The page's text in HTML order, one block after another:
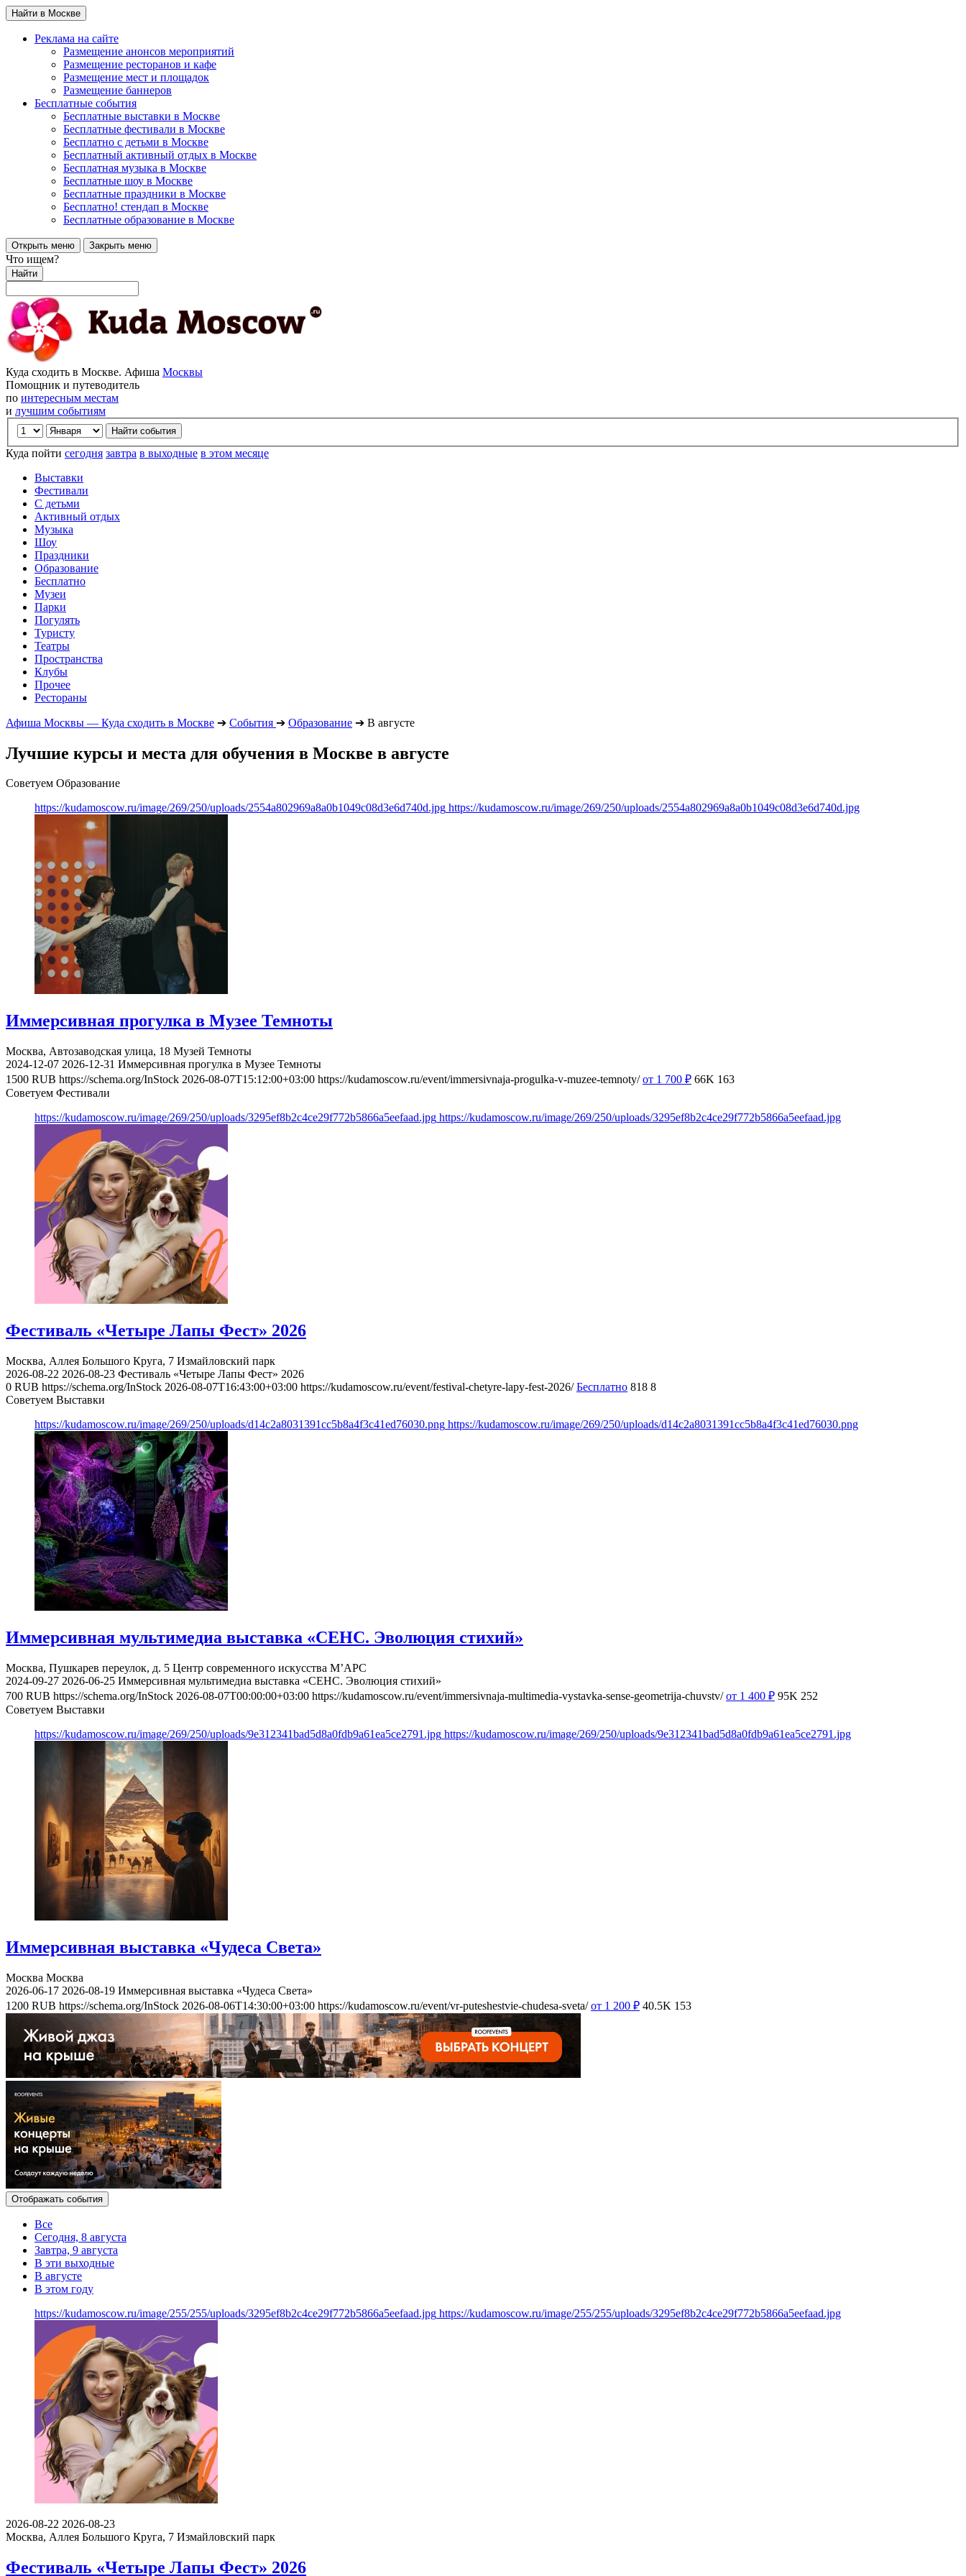
Найти в Москве
Реклама на сайте
Размещение анонсов мероприятий
Размещение ресторанов и кафе
Размещение мест и площадок
Размещение баннеров
Бесплатные события
Бесплатные выставки в Москве
Бесплатные фестивали в Москве
Бесплатно с детьми в Москве
Бесплатный активный отдых в Москве
Бесплатная музыка в Москве
Бесплатные шоу в Москве
Бесплатные праздники в Москве
Бесплатно! стендап в Москве
Бесплатные образование в Москве
Открыть меню Закрыть меню
Что ищем?
Найти
Куда сходить в Москве. Афиша Москвы
Помощник и путеводитель
по интересным местам
и лучшим событиям
Куда пойти сегодня завтра в выходные в этом месяце
Выставки
Фестивали
С детьми
Активный отдых
Музыка
Шоу
Праздники
Образование
Бесплатно
Музеи
Парки
Погулять
Туристу
Театры
Пространства
Клубы
Прочее
Рестораны
Афиша Москвы — Куда сходить в Москве ➔ События ➔ Образование ➔ В августе
Лучшие курсы и места для обучения в Москве в августе
Советуем Образование
https://kudamoscow.ru/image/269/250/uploads/2554a802969a8a0b1049c08d3e6d740d.jpg https://kudamoscow.ru/image/269/250/uploads/2554a802969a8a0b1049c08d3e6d740d.jpg
Иммерсивная прогулка в Музее Темноты
Москва, Автозаводская улица, 18 Музей Темноты
2024-12-07 2026-12-31 Иммерсивная прогулка в Музее Темноты
1500 RUB https://schema.org/InStock 2026-08-07T15:12:00+03:00 https://kudamoscow.ru/event/immersivnaja-progulka-v-muzee-temnoty/ от 1 700 ₽ 66K 163
Советуем Фестивали
https://kudamoscow.ru/image/269/250/uploads/3295ef8b2c4ce29f772b5866a5eefaad.jpg https://kudamoscow.ru/image/269/250/uploads/3295ef8b2c4ce29f772b5866a5eefaad.jpg
Фестиваль «Четыре Лапы Фест» 2026
Москва, Аллея Большого Круга, 7 Измайловский парк
2026-08-22 2026-08-23 Фестиваль «Четыре Лапы Фест» 2026
0 RUB https://schema.org/InStock 2026-08-07T16:43:00+03:00 https://kudamoscow.ru/event/festival-chetyre-lapy-fest-2026/ Бесплатно 818 8
Советуем Выставки
https://kudamoscow.ru/image/269/250/uploads/d14c2a8031391cc5b8a4f3c41ed76030.png https://kudamoscow.ru/image/269/250/uploads/d14c2a8031391cc5b8a4f3c41ed76030.png
Иммерсивная мультимедиа выставка «СЕНС. Эволюция стихий»
Москва, Пушкарев переулок, д. 5 Центр современного искусства М’АРС
2024-09-27 2026-06-25 Иммерсивная мультимедиа выставка «СЕНС. Эволюция стихий»
700 RUB https://schema.org/InStock 2026-08-07T00:00:00+03:00 https://kudamoscow.ru/event/immersivnaja-multimedia-vystavka-sense-geometrija-chuvstv/ от 1 400 ₽ 95K 252
Советуем Выставки
https://kudamoscow.ru/image/269/250/uploads/9e312341bad5d8a0fdb9a61ea5ce2791.jpg https://kudamoscow.ru/image/269/250/uploads/9e312341bad5d8a0fdb9a61ea5ce2791.jpg
Иммерсивная выставка «Чудеса Света»
Москва Москва
2026-06-17 2026-08-19 Иммерсивная выставка «Чудеса Света»
1200 RUB https://schema.org/InStock 2026-08-06T14:30:00+03:00 https://kudamoscow.ru/event/vr-puteshestvie-chudesa-sveta/ от 1 200 ₽ 40.5K 153
Отображать события
Все
Сегодня, 8 августа
Завтра, 9 августа
В эти выходные
В августе
В этом году
https://kudamoscow.ru/image/255/255/uploads/3295ef8b2c4ce29f772b5866a5eefaad.jpg https://kudamoscow.ru/image/255/255/uploads/3295ef8b2c4ce29f772b5866a5eefaad.jpg
2026-08-22 2026-08-23
Москва, Аллея Большого Круга, 7 Измайловский парк
Фестиваль «Четыре Лапы Фест» 2026